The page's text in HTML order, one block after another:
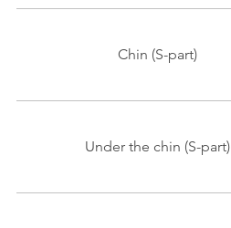
Chin (S-part)
Under the chin (S-part)